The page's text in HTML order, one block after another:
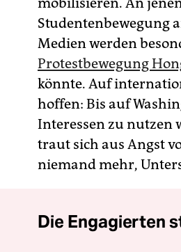
Studentenbewegung
Medien werden
Protestbewegung
könnte. Auf
hoffen: Bis auf
Interessen zu nutzen
traut sich aus Angst
niemand mehr,
Die Engagierten